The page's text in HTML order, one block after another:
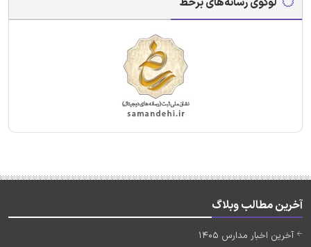
آخرین مطالب وبلاگ
آخرین اخبار مدارس 1405